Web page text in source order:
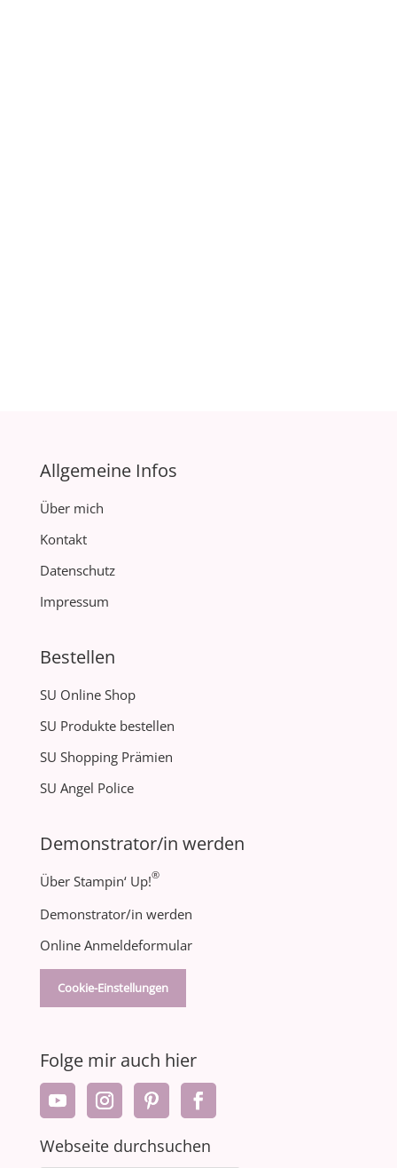
Allgemeine Infos
Über mich
Kontakt
Datenschutz
Impressum
Bestellen
SU Online Shop
SU Produkte bestellen
SU Shopping Prämien
SU Angel Police
Demonstrator/in werden
Über Stampin‘ Up!®
Demonstrator/in werden
Online Anmeldeformular
Cookie-Einstellungen
Folge mir auch hier
Webseite durchsuchen